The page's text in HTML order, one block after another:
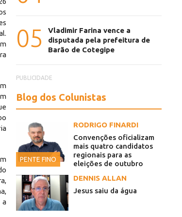
a
05
Vladimir Farina vence a
disputada pela prefeitura de
Barão de Cotegipe
PUBLICIDADE
Blog dos Colunistas
PENTE FINO
RODRIGO FINARDI
Convenções oficializam
mais quatro candidatos
regionais para as
eleições de outubro
DENNIS ALLAN
Jesus saiu da água